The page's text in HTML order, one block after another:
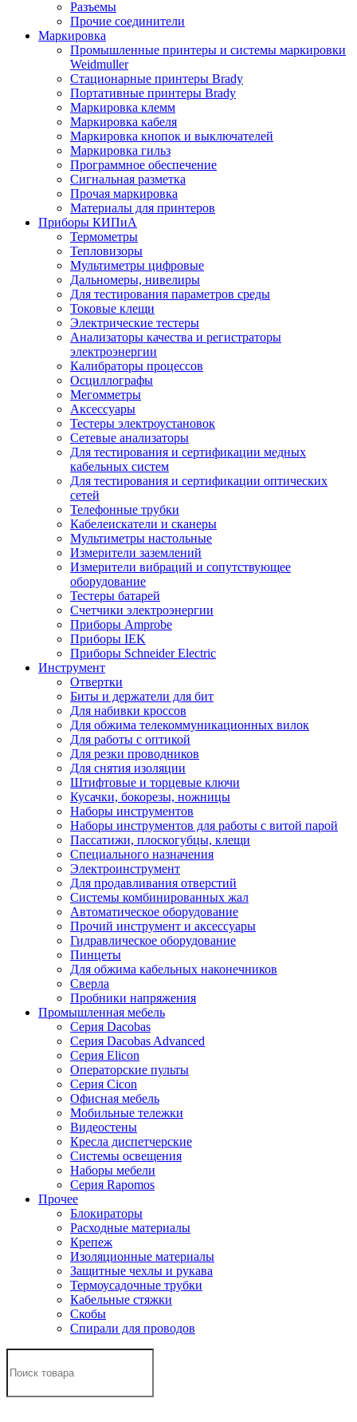
Разъемы
Прочие соединители
Маркировка
Промышленные принтеры и системы маркировки
Weidmuller
Стационарные принтеры Brady
Портативные принтеры Brady
Маркировка клемм
Маркировка кабеля
Маркировка кнопок и выключателей
Маркировка гильз
Программное обеспечение
Сигнальная разметка
Прочая маркировка
Материалы для принтеров
Приборы КИПиА
Термометры
Тепловизоры
Мультиметры цифровые
Дальномеры, нивелиры
Для тестирования параметров среды
Токовые клещи
Электрические тестеры
Анализаторы качества и регистраторы
электроэнергии
Калибраторы процессов
Осциллографы
Мегомметры
Аксессуары
Тестеры электроустановок
Сетевые анализаторы
Для тестирования и сертификации медных
кабельных систем
Для тестирования и сертификации оптических
сетей
Телефонные трубки
Кабелеискатели и сканеры
Мультиметры настольные
Измерители заземлений
Измерители вибраций и сопутствующее
оборудование
Тестеры батарей
Счетчики электроэнергии
Приборы Amprobe
Приборы IEK
Приборы Schneider Electric
Инструмент
Отвертки
Биты и держатели для бит
Для набивки кроссов
Для обжима телекоммуникационных вилок
Для работы с оптикой
Для резки проводников
Для снятия изоляции
Штифтовые и торцевые ключи
Кусачки, бокорезы, ножницы
Наборы инструментов
Наборы инструментов для работы с витой парой
Пассатижи, плоскогубцы, клещи
Специального назначения
Электроинструмент
Для продавливания отверстий
Системы комбинированных жал
Автоматическое оборудование
Прочий инструмент и аксессуары
Гидравлическое оборудование
Пинцеты
Для обжима кабельных наконечников
Сверла
Пробники напряжения
Промышленная мебель
Серия Dacobas
Серия Dacobas Advanced
Серия Elicon
Операторские пульты
Серия Cicon
Офисная мебель
Мобильные тележки
Видеостены
Кресла диспетчерские
Системы освещения
Наборы мебели
Серия Rapomos
Прочее
Блокираторы
Расходные материалы
Крепеж
Изоляционные материалы
Защитные чехлы и рукава
Термоусадочные трубки
Кабельные стяжки
Скобы
Спирали для проводов